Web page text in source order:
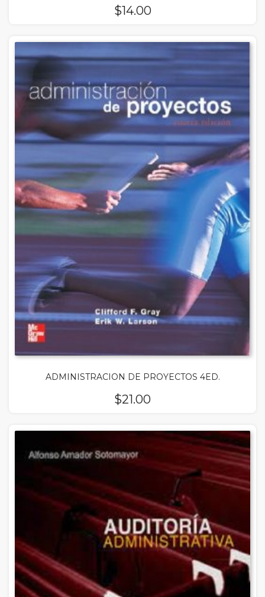
$14.00
ADMINISTRACION DE PROYECTOS 4ED.
$21.00